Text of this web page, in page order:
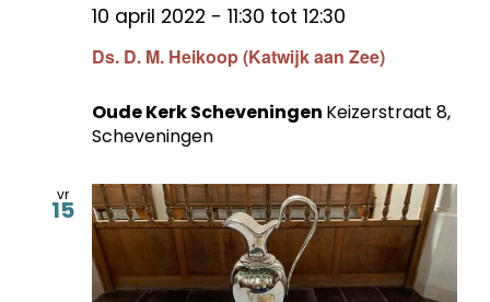
Ds. D. M. Heikoop (Katwijk aan Zee)
10 april 2022 - 11:30 tot 12:30
Oude Kerk Scheveningen Keizerstraat 8,
Scheveningen
vr
15